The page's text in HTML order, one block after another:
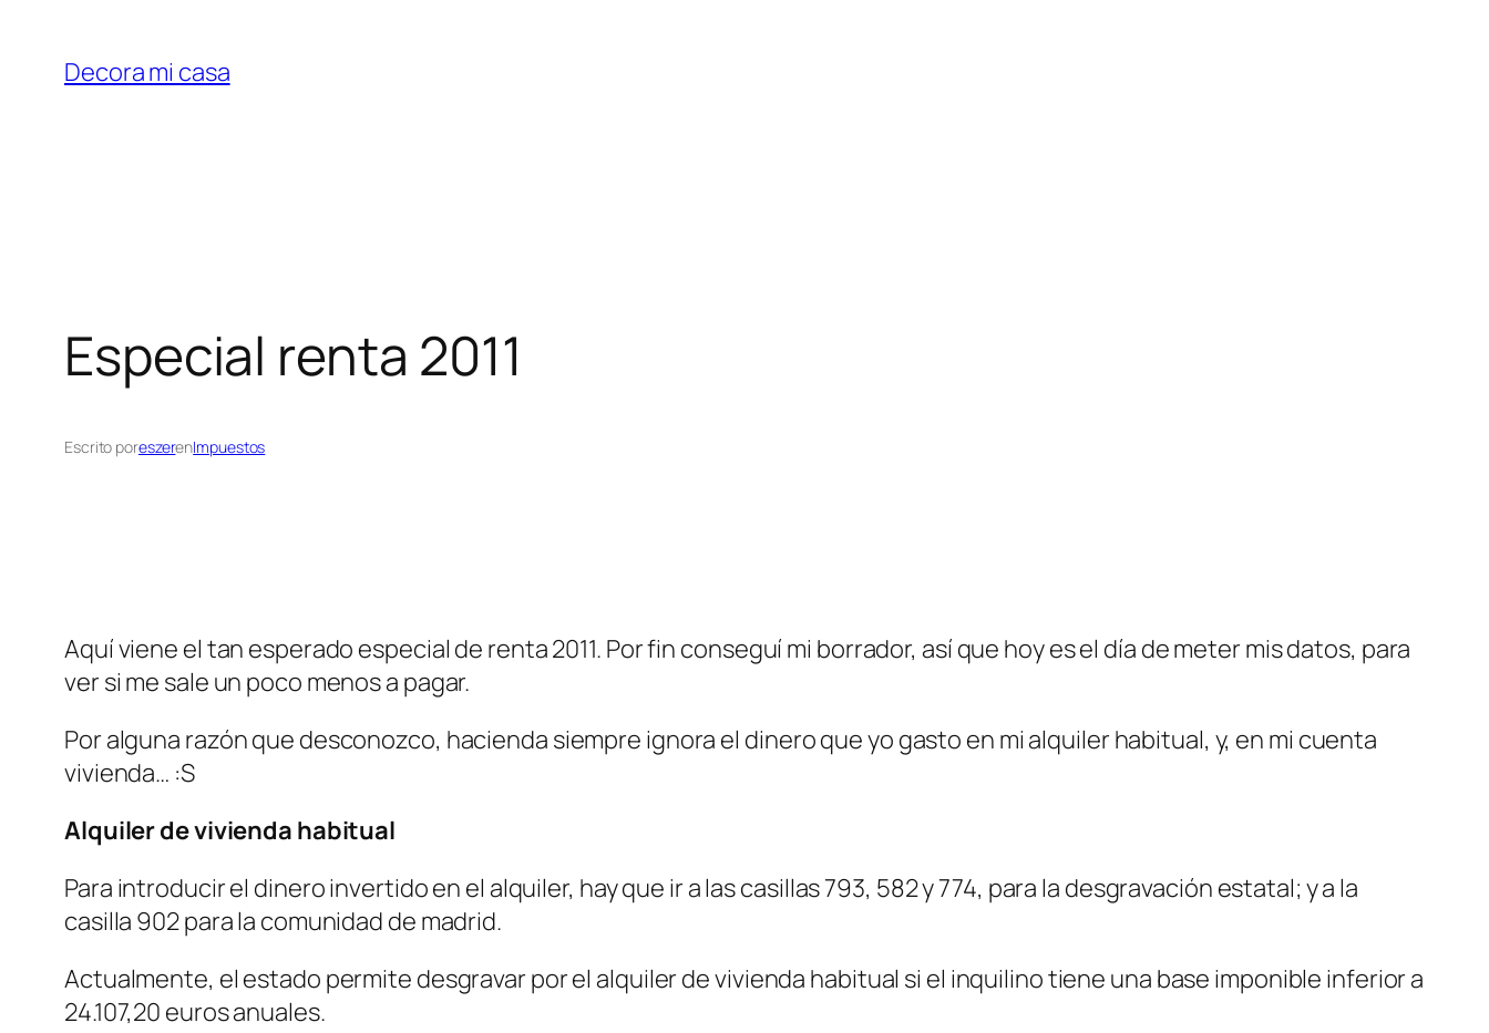
contenido
Decora mi casa
Especial renta 2011
Escrito poreszerenImpuestos
Aquí viene el tan esperado especial de renta 2011. Por fin conseguí mi borrador, así que hoy es el día de meter mis datos, para
ver si me sale un poco menos a pagar.
Por alguna razón que desconozco, hacienda siempre ignora el dinero que yo gasto en mi alquiler habitual, y, en mi cuenta
vivienda… :S
Alquiler de vivienda habitual
Para introducir el dinero invertido en el alquiler, hay que ir a las casillas 793, 582 y 774, para la desgravación estatal; y a la
casilla 902 para la comunidad de madrid.
Actualmente, el estado permite desgravar por el alquiler de vivienda habitual si el inquilino tiene una base imponible inferior a
24.107,20 euros anuales.